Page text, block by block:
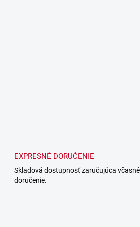
EXPRESNÉ DORUČENIE
Skladová dostupnosť zaručujúca včasné
doručenie.